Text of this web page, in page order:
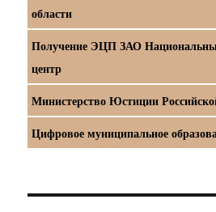
области
Получение ЭЦП ЗАО
центр
Министерство Юстиции
Цифровое муниципальное